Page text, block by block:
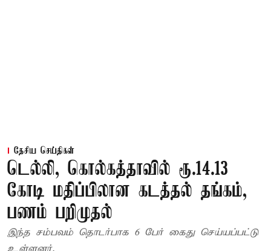
தேசிய செய்திகள்
டெல்லி, கொல்கத்தாவில் ரூ.14.13
கோடி மதிப்பிலான கடத்தல் தங்கம்,
பணம் பறிமுதல்
இந்த சம்பவம் தொடர்பாக 6 பேர் கைது செய்யப்பட்டு